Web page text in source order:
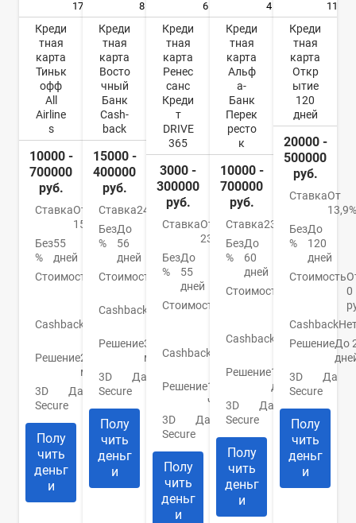
17
Креди
тная
карта
Тиньк
офф
All
Airline
s
10000 -
700000
руб.
СтавкаОт
15%
Без
%
55
дней
Стоимость
руб.
Cashback
30%
Решение2
мин.
3D
Secure
Да
Полу
чить
деньг
и
8
Креди
тная
карта
Восто
чный
Банк
Cash-
back
15000 -
400000
руб.
Ставка24%
Без
%
До
56
дней
Стоимость
Cashback
Решение30
мин.
3D
Secure
Да
Полу
чить
деньг
и
6
Креди
тная
карта
Ренес
санс
Креди
т
DRIVE
365
3000 -
300000
руб.
СтавкаОт
23.9%
Без
%
До
55
дней
Стоимость
руб.
Cashback
10%
Решение1
час
3D
Secure
Да
Полу
чить
деньг
и
4
Креди
тная
карта
Альф
а-
Банк
Перек
ресто
к
10000 -
700000
руб.
Ставка23.99%
Без
%
До
60
дней
Стоимость
год
Cashback
Решение1-2
дня
3D
Secure
Да
Полу
чить
деньг
и
11
Креди
тная
карта
Откр
ытие
120
дней
20000 -
500000
руб.
СтавкаОт
13,9%
Без
%
До
120
дней
Стоимость
0
Cashback
РешениеДо
3D
Secure
Да
Полу
чить
деньг
и